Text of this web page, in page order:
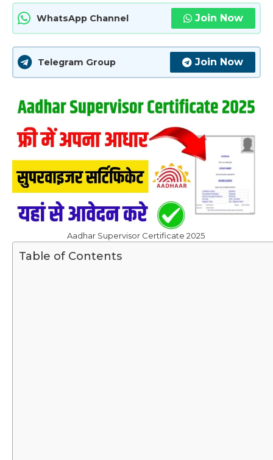
WhatsApp Channel Join Now
Telegram Group Join Now
Aadhar Supervisor Certificate 2025
Table of Contents